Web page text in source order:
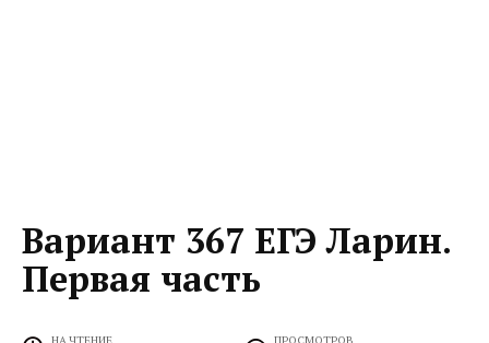
Вариант 367 ЕГЭ Ларин.
Первая часть